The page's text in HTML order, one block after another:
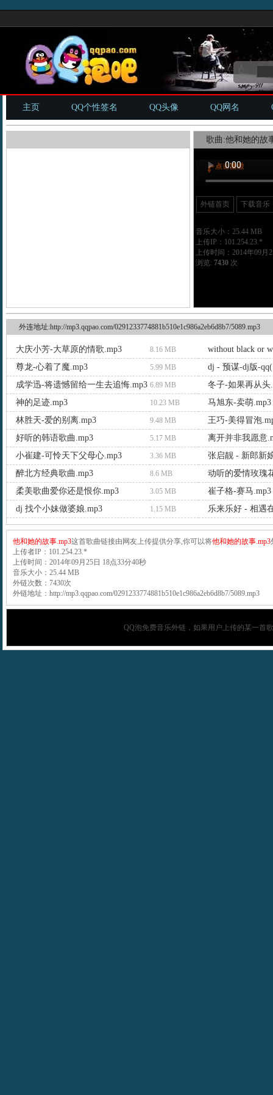
主页 QQ个性签名 QQ头像 QQ网名
歌曲:他和她的故
外链首页 下载音乐
音乐大小：25.44 MB
上传IP：101.254.23.*
上传时间：2014年09月
浏览: 7430次
外连地址:http://mp3.qqpao.com/0291233774881b510e1c986a2eb6d8b7/5089.mp3
大庆小芳-大草原的情歌.mp3 8.16 MB
without black or
尊龙-心着了魔.mp3
5.99 MB
dj - 预谋-dj版-
成学迅-将遗憾留给一生去追悔.mp3 6.89 MB
冬子-如果再从头
神的足迹.mp3
10.23 MB
马旭东-卖萌.mp3
林胜天-爱的别离.mp3
9.48 MB
王巧-美得冒泡
好听的韩语歌曲.mp3
5.17 MB
离开并非我愿意
小崔建-可怜天下父母心.mp3
3.36 MB
张启靓 - 新郎新
醉北方经典歌曲.mp3
8.6 MB
动听的爱情玫瑰
柔美歌曲爱你还是恨你.mp3
3.05 MB
崔子格-赛马.mp3
dj 找个小妹做婆娘.mp3
1.15 MB 乐来乐好 - 相遇
他和她的故事.mp3这首歌曲链接由网友上传提供分享,你可以将他和她的故事.mp3
上传者IP：101.254.23.*
上传时间：2014年09月25日 18点33分40秒
音乐大小：25.44 MB
外链次数：7430次
外链地址：http://mp3.qqpao.com/0291233774881b510e1c986a2eb6d8b7/5089.mp3
QQ泡免费音乐外链，如果用户上传的某一首